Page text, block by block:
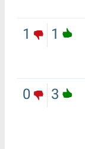
1
1
3
0